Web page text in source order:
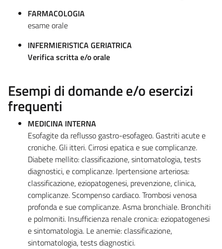
FARMACOLOGIA
esame orale
INFERMIERISTICA GERIATRICA
Verifica scritta e/o orale
Esempi di domande e/o esercizi
frequenti
MEDICINA INTERNA
Esofagite da reflusso gastro-esofageo. Gastriti acute e
croniche. Gli itteri. Cirrosi epatica e sue complicanze.
Diabete mellito: classificazione, sintomatologia, tests
diagnostici, e complicanze. Ipertensione arteriosa:
classificazione, eziopatogenesi, prevenzione, clinica,
complicanze. Scompenso cardiaco. Trombosi venosa
profonda e sue complicanze. Asma bronchiale. Bronchiti
e polmoniti. Insufficienza renale cronica: eziopatogenesi
e sintomatologia. Le anemie: classificazione,
sintomatologia, tests diagnostici.